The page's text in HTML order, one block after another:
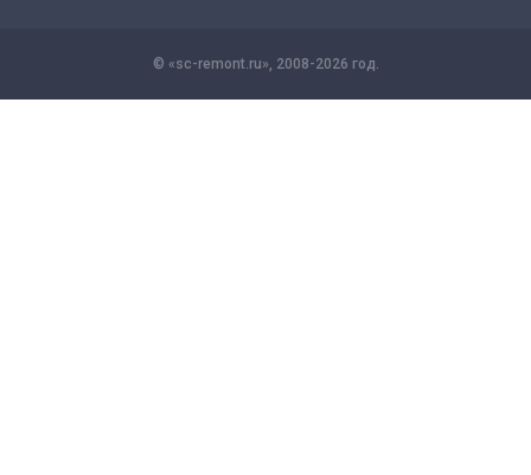
© «sc-remont.ru», 2008-2026 год.